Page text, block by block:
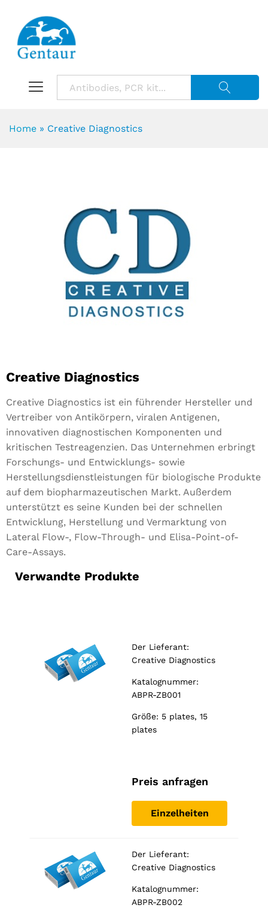
Home » Creative Diagnostics
Creative Diagnostics
Creative Diagnostics ist ein führender Hersteller und
Vertreiber von Antikörpern, viralen Antigenen,
innovativen diagnostischen Komponenten und
kritischen Testreagenzien. Das Unternehmen erbringt
Forschungs- und Entwicklungs- sowie
Herstellungsdienstleistungen für biologische Produkte
auf dem biopharmazeutischen Markt. Außerdem
unterstützt es seine Kunden bei der schnellen
Entwicklung, Herstellung und Vermarktung von
Lateral Flow-, Flow-Through- und Elisa-Point-of-
Care-Assays.
Verwandte Produkte
Der Lieferant:
Creative Diagnostics
Katalognummer:
ABPR-ZB001
Größe: 5 plates, 15
plates
Preis anfragen
Einzelheiten
Der Lieferant:
Creative Diagnostics
Katalognummer:
ABPR-ZB002